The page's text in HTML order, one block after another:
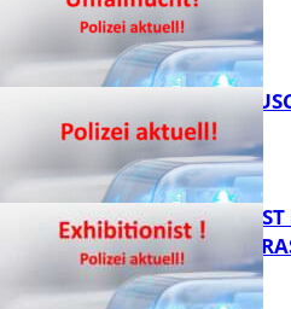
EXHIBITIONIST